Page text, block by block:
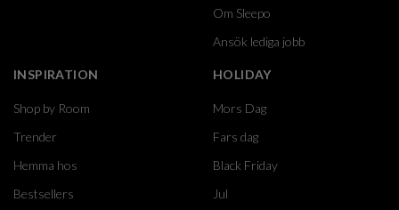
Om Sleepo
Ansök lediga jobb
INSPIRATION
Shop by Room
Trender
Hemma hos
Bestsellers
HOLIDAY
Mors Dag
Fars dag
Black Friday
Jul